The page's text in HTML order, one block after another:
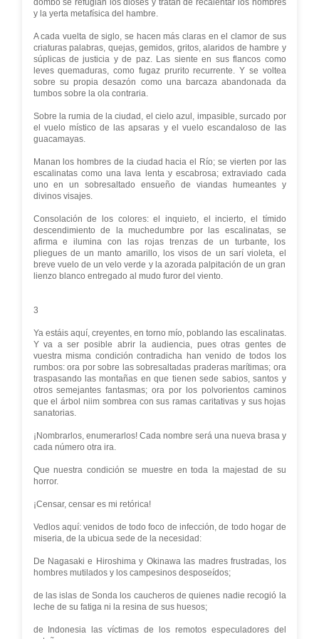
dombo se refugian los dioses y tratan de recalentar los hombres
y la yerta metafísica del hambre.
A cada vuelta de siglo, se hacen más claras en el clamor de sus
criaturas palabras, quejas, gemidos, gritos, alaridos de hambre y
súplicas de justicia y de paz. Las siente en sus flancos como
leves quemaduras, como fugaz prurito recurrente. Y se voltea
sobre su propia desazón como una barcaza abandonada da
tumbos sobre la ola contraria.
Sobre la rumia de la ciudad, el cielo azul, impasible, surcado por
el vuelo místico de las apsaras y el vuelo escandaloso de las
guacamayas.
Manan los hombres de la ciudad hacia el Río; se vierten por las
escalinatas como una lava lenta y escabrosa; extraviado cada
uno en un sobresaltado ensueño de viandas humeantes y
divinos visajes.
Consolación de los colores: el inquieto, el incierto, el tímido
descendimiento de la muchedumbre por las escalinatas, se
afirma e ilumina con las rojas trenzas de un turbante, los
pliegues de un manto amarillo, los visos de un sarí violeta, el
breve vuelo de un velo verde y la azorada palpitación de un gran
lienzo blanco entregado al mudo furor del viento.
3
Ya estáis aquí, creyentes, en torno mío, poblando las escalinatas.
Y va a ser posible abrir la audiencia, pues otras gentes de
vuestra misma condición contradicha han venido de todos los
rumbos: ora por sobre las sobresaltadas praderas marítimas; ora
traspasando las montañas en que tienen sede sabios, santos y
otros semejantes fantasmas; ora por los polvorientos caminos
que el árbol niim sombrea con sus ramas caritativas y sus hojas
sanatorias.
¡Nombrarlos, enumerarlos! Cada nombre será una nueva brasa y
cada número otra ira.
Que nuestra condición se muestre en toda la majestad de su
horror.
¡Censar, censar es mi retórica!
Vedlos aquí: venidos de todo foco de infección, de todo hogar de
miseria, de la ubicua sede de la necesidad:
De Nagasaki e Hiroshima y Okinawa las madres frustradas, los
hombres mutilados y los campesinos desposeídos;
de las islas de Sonda los caucheros de quienes nadie recogió la
leche de su fatiga ni la resina de sus huesos;
de Indonesia las víctimas de los remotos especuladores del